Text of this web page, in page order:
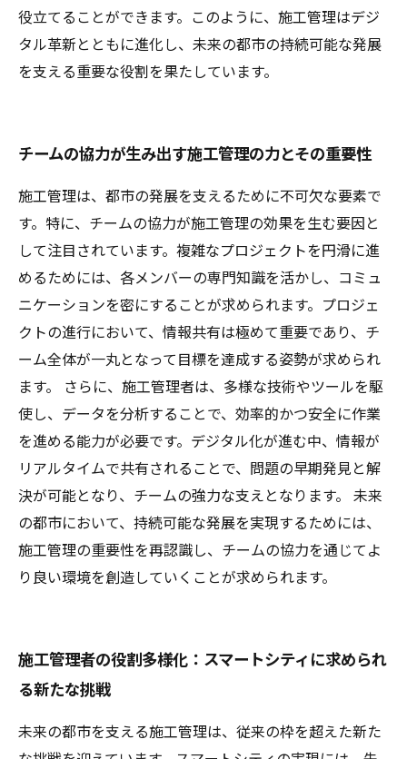
役立てることができます。このように、施工管理はデジ
タル革新とともに進化し、未来の都市の持続可能な発展
を支える重要な役割を果たしています。
チームの協力が生み出す施工管理の力とその重要性
施工管理は、都市の発展を支えるために不可欠な要素で
す。特に、チームの協力が施工管理の効果を生む要因と
して注目されています。複雑なプロジェクトを円滑に進
めるためには、各メンバーの専門知識を活かし、コミュ
ニケーションを密にすることが求められます。プロジェ
クトの進行において、情報共有は極めて重要であり、チ
ーム全体が一丸となって目標を達成する姿勢が求められ
ます。 さらに、施工管理者は、多様な技術やツールを駆
使し、データを分析することで、効率的かつ安全に作業
を進める能力が必要です。デジタル化が進む中、情報が
リアルタイムで共有されることで、問題の早期発見と解
決が可能となり、チームの強力な支えとなります。 未来
の都市において、持続可能な発展を実現するためには、
施工管理の重要性を再認識し、チームの協力を通じてよ
り良い環境を創造していくことが求められます。
施工管理者の役割多様化：スマートシティに求められ
る新たな挑戦
未来の都市を支える施工管理は、従来の枠を超えた新た